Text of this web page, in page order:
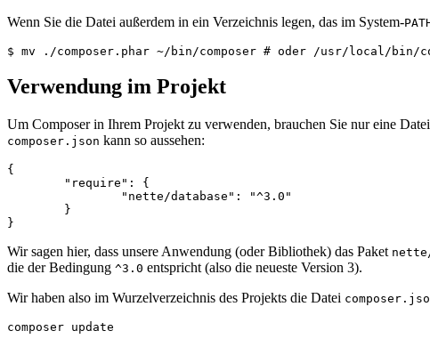
Wenn Sie die Datei außerdem in ein Verzeichnis legen, das im System-
Verwendung im Projekt
Um Composer in Ihrem Projekt zu verwenden, brauchen Sie nur eine Datei
composer.json kann so aussehen:
{
Wir sagen hier, dass unsere Anwendung (oder Bibliothek) das Paket
die der Bedingung ^3.0 entspricht (also die neueste Version 3).
Wir haben also im Wurzelverzeichnis des Projekts die Datei